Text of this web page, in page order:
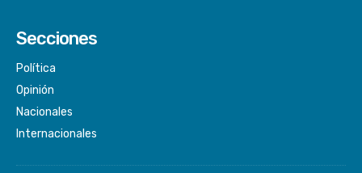
Secciones
Política
Opinión
Nacionales
Internacionales